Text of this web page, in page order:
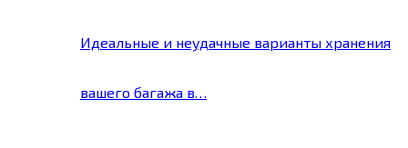
Идеальные и неудачные варианты хранения
вашего багажа в…